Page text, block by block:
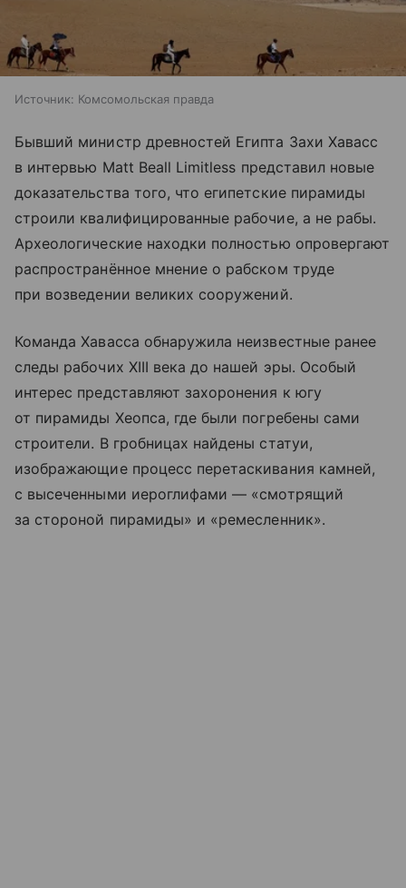
Источник: Комсомольская правда
Бывший министр древностей Египта Захи Хавасс
в интервью Matt Beall Limitless представил новые
доказательства того, что египетские пирамиды
строили квалифицированные рабочие, а не рабы.
Археологические находки полностью опровергают
распространённое мнение о рабском труде
при возведении великих сооружений.
Команда Хавасса обнаружила неизвестные ранее
следы рабочих XIII века до нашей эры. Особый
интерес представляют захоронения к югу
от пирамиды Хеопса, где были погребены сами
строители. В гробницах найдены статуи,
изображающие процесс перетаскивания камней,
с высеченными иероглифами — «смотрящий
за стороной пирамиды» и «ремесленник».